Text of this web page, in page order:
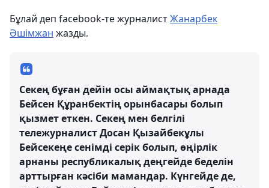
Бұлай деп facebook-те журналистЖанарбек
Әшімжан жазды.
Секең бұған дейін осы аймақтық арнада
Бейсен Құранбектің орынбасары болып
қызмет еткен. Секең мен белгілі
тележурналист Досан Қызайбекұлы
Бейсекеңе сенімді серік болып, өңірлік
арнаны республикалық деңгейде беделін
арттырған кәсіби мамандар. Күнгейде де,